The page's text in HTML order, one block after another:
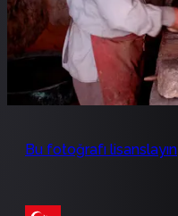
Bu fotoğrafı lisanslayın